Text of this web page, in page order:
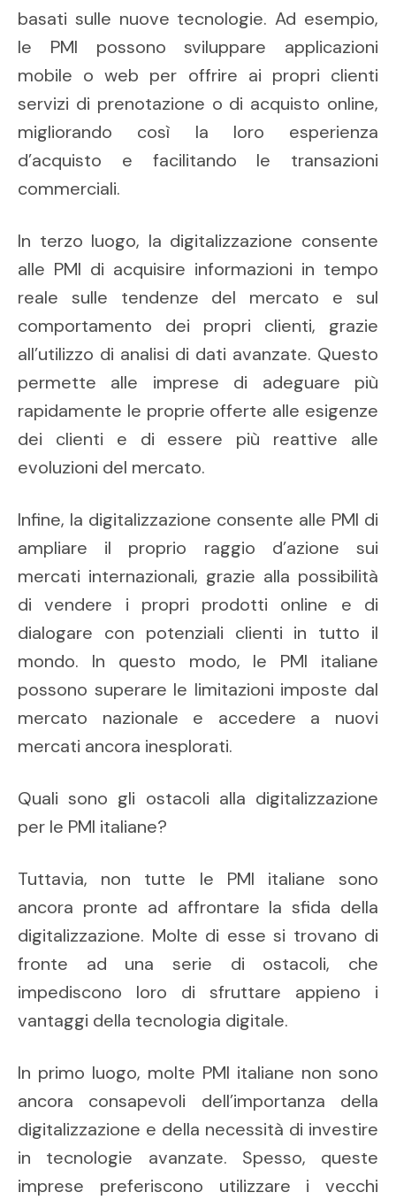
basati sulle nuove tecnologie. Ad esempio,
le PMI possono sviluppare applicazioni
mobile o web per offrire ai propri clienti
servizi di prenotazione o di acquisto online,
migliorando così la loro esperienza
d’acquisto e facilitando le transazioni
commerciali.
In terzo luogo, la digitalizzazione consente
alle PMI di acquisire informazioni in tempo
reale sulle tendenze del mercato e sul
comportamento dei propri clienti, grazie
all’utilizzo di analisi di dati avanzate. Questo
permette alle imprese di adeguare più
rapidamente le proprie offerte alle esigenze
dei clienti e di essere più reattive alle
evoluzioni del mercato.
Infine, la digitalizzazione consente alle PMI di
ampliare il proprio raggio d’azione sui
mercati internazionali, grazie alla possibilità
di vendere i propri prodotti online e di
dialogare con potenziali clienti in tutto il
mondo. In questo modo, le PMI italiane
possono superare le limitazioni imposte dal
mercato nazionale e accedere a nuovi
mercati ancora inesplorati.
Quali sono gli ostacoli alla digitalizzazione
per le PMI italiane?
Tuttavia, non tutte le PMI italiane sono
ancora pronte ad affrontare la sfida della
digitalizzazione. Molte di esse si trovano di
fronte ad una serie di ostacoli, che
impediscono loro di sfruttare appieno i
vantaggi della tecnologia digitale.
In primo luogo, molte PMI italiane non sono
ancora consapevoli dell’importanza della
digitalizzazione e della necessità di investire
in tecnologie avanzate. Spesso, queste
imprese preferiscono utilizzare i vecchi